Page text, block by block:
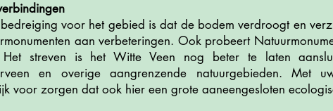
voor het gebied is dat de bodem verdroogt en
aan verbeteringen. Ook probeert
Het streven is het Witte Veen nog beter te laten
en overige aangrenzende natuurgebieden. Met
voor zorgen dat ook hier een grote aaneengesloten